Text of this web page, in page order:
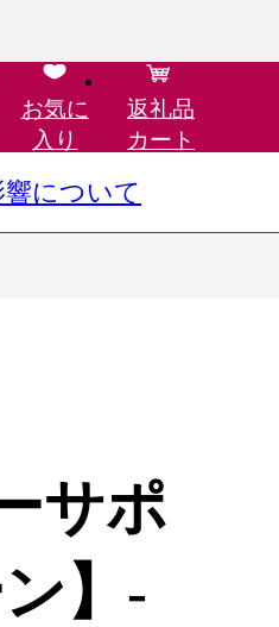
お気に
入り
返礼品
カート
響について
サポ
】-